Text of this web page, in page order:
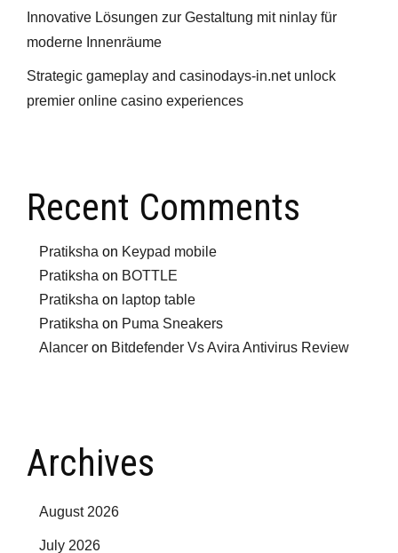
Innovative Lösungen zur Gestaltung mit ninlay für
moderne Innenräume
Strategic gameplay and casinodays-in.net unlock
premier online casino experiences
Recent Comments
Pratiksha on Keypad mobile
Pratiksha on BOTTLE
Pratiksha on laptop table
Pratiksha on Puma Sneakers
Alancer on Bitdefender Vs Avira Antivirus Review
Archives
August 2026
July 2026